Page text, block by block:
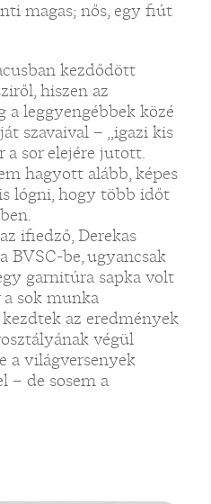
magas; nős, egy fiút
kezdődött
hiszen az
leggyengébbek közé
szavaival – „igazi kis
a sor elejére jutott.
hagyott alább, képes
lógni, hogy több időt
ifiedző, Derekas
BVSC-be, ugyancsak
garnitúra sapka volt
a sok munka
az eredmények
végül
a világversenyek
– de sosem a